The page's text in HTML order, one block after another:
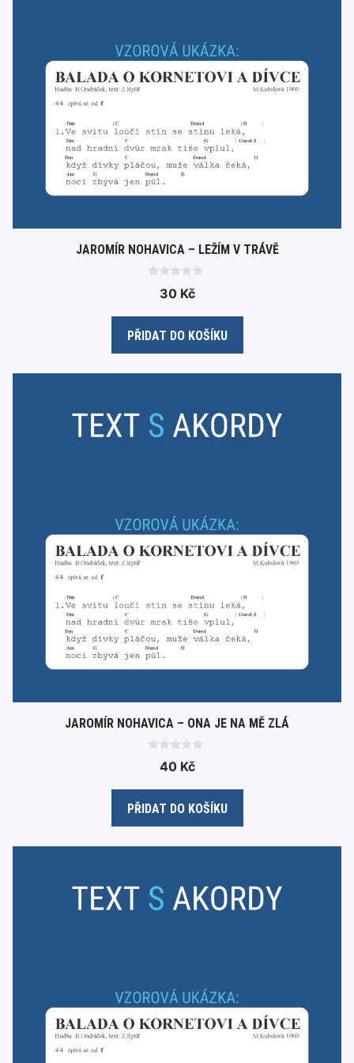
JAROMÍR NOHAVICA – LEŽÍM V TRÁVĚ
t
f
30 Kč
PŘIDAT DO KOŠÍKU
JAROMÍR NOHAVICA – ONA JE NA MĚ ZLÁ
t
f
40 Kč
PŘIDAT DO KOŠÍKU